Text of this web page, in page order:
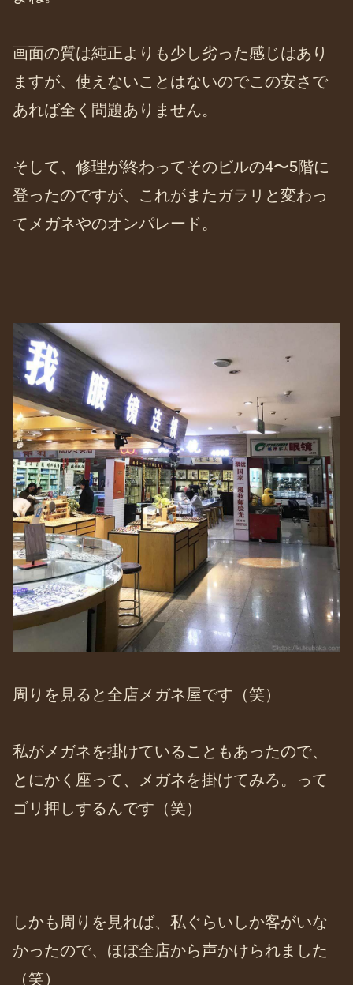
画面の質は純正よりも少し劣った感じはあり
ますが、使えないことはないのでこの安さで
あれば全く問題ありません。
そして、修理が終わってそのビルの4〜5階に
登ったのですが、これがまたガラリと変わっ
てメガネやのオンパレード。
周りを見ると全店メガネ屋です（笑）
私がメガネを掛けていることもあったので、
とにかく座って、メガネを掛けてみろ。って
ゴリ押しするんです（笑）
しかも周りを見れば、私ぐらいしか客がいな
かったので、ほぼ全店から声かけられました
（笑）